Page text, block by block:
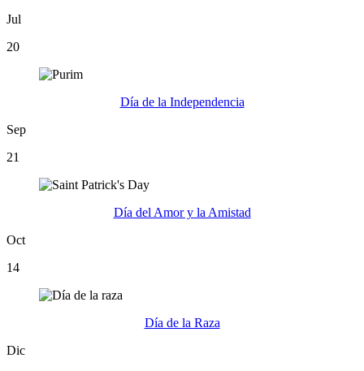
Jul
20
Día de la Independencia
Sep
21
Día del Amor y la Amistad
Oct
14
Día de la Raza
Dic